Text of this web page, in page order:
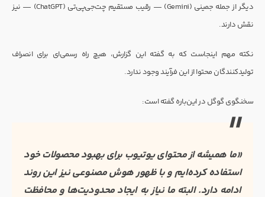
دیگر از جمله جمینی (Gemini) — رقیب مستقیم چت‌جی‌پی‌تی (ChatGPT) — نیز
نقش دارند.
نکته مهم اینجاست که به گفته این گزارش، هیچ راه رسمی‌ای برای انصراف
تولیدکنندگان محتوا از این فرآیند وجود ندارد.
سخنگوی گوگل در این‌باره گفته است:
«ما همیشه از محتوای یوتیوب برای بهبود محصولات خود
استفاده کرده‌ایم و با ظهور هوش مصنوعی نیز این روند
ادامه دارد. البته ما نیاز به ایجاد محدودیت‌ها و محافظت